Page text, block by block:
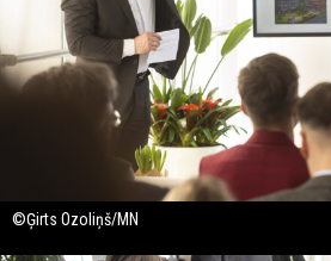
©Ģirts Ozoliņš/MN